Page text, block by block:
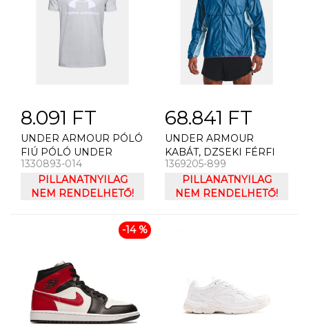
8.091 FT
UNDER ARMOUR PÓLÓ
FIÚ PÓLÓ UNDER
ARMOUR SPORTSTYLE
LOGO SS
1330893-014
PILLANATNYILAG
NEM RENDELHETŐ!
68.841 FT
UNDER ARMOUR
KABÁT, DZSEKI FÉRFI
KABÁT UNDER
ARMOUR IMPASSE
TRAIL STORM JKT
1369205-899
PILLANATNYILAG
NEM RENDELHETŐ!
-14 %